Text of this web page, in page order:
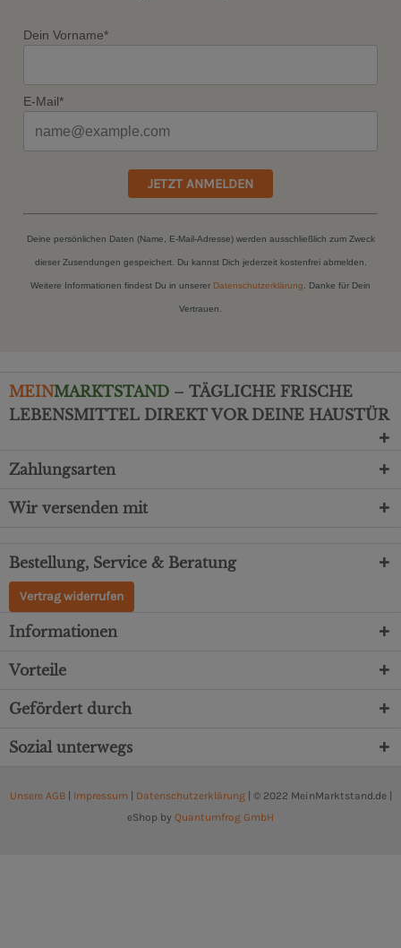
Dein Vorname*
E-Mail*
JETZT ANMELDEN
Deine persönlichen Daten (Name, E-Mail-Adresse) werden ausschließlich zum Zweck
dieser Zusendungen gespeichert. Du kannst Dich jederzeit kostenfrei abmelden.
Weitere Informationen findest Du in unserer Datenschutzerklärung . Danke für Dein
Vertrauen.
MEINMARKTSTAND – TÄGLICHE FRISCHE
LEBENSMITTEL DIREKT VOR DEINE HAUSTÜR
Zahlungsarten
Wir versenden mit
Bestellung, Service & Beratung
Vertrag widerrufen
Informationen
Vorteile
Gefördert durch
Sozial unterwegs
Unsere AGB| Impressum Datenschutzerklärung| © 2022 MeinMarktstand.de |
eShop by Quantumfrog GmbH